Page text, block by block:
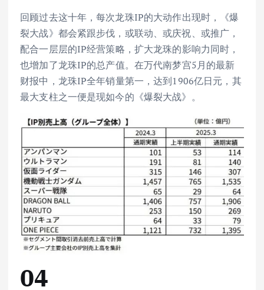
回顾过去这十年，每次龙珠IP的大动作出现时，《爆
裂大战》都会紧跟步伐，或联动、或庆祝、或推广，
配合一层层的IP经营策略，扩大龙珠的影响力同时，
也增加了龙珠IP的总产值。在万代南梦宫5月的最新
财报中，龙珠IP全年销量第一，达到1906亿日元，其
最大支柱之一便是现如今的《爆裂大战》。
04